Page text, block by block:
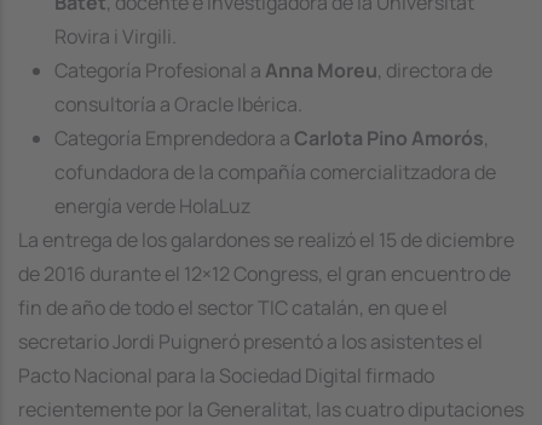
Rovira i Virgili.
Categoría Profesional a Anna Moreu, directora de
consultoría a Oracle Ibérica.
Categoría Emprendedora a Carlota Pino Amorós,
cofundadora de la compañía comercialitzadora de
energía verde HolaLuz
La entrega de los galardones se realizó el 15 de diciembre
de 2016 durante el 12×12 Congress, el gran encuentro de
fin de año de todo el sector TIC catalán, en que el
secretario Jordi Puigneró presentó a los asistentes el
Pacto Nacional para la Sociedad Digital firmado
recientemente por la Generalitat, las cuatro diputaciones